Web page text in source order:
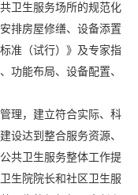
卫生服务场所的规范化
排房屋修缮、设备添置
准（试行）》及专家指
功能布局、设备配置、
理，建立符合实际、科
设达到整合服务资源、
共卫生服务整体工作提
生院院长和社区卫生服